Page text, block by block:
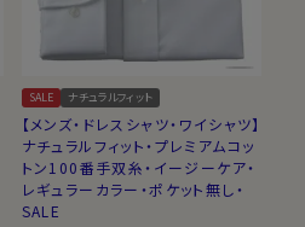
SALE ナチュラルフィット
【メンズ・ドレスシャツ・ワイシャツ】
ナチュラルフィット・プレミアムコッ
トン100番手双糸・イージーケア・
レギュラーカラー・ポケット無し・
SALE